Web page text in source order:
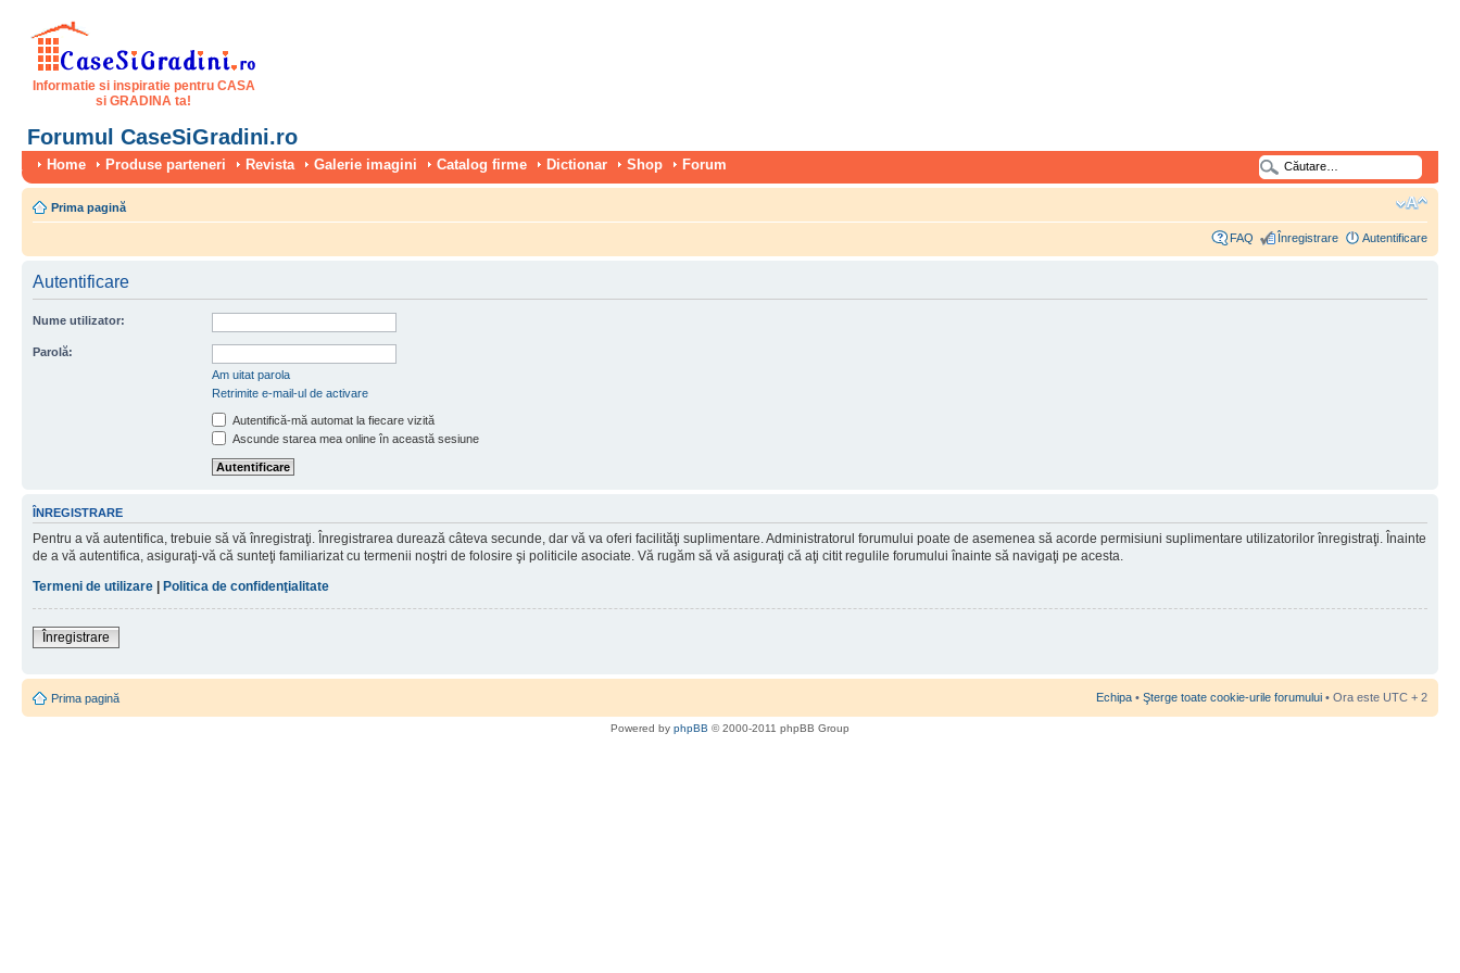
Informatie si inspiratie pentru CASA
si GRADINA ta!
Forumul CaseSiGradini.ro
Home Produse parteneri Revista Galerie imagini Catalog firme Dictionar Shop Forum
Prima pagină
FAQ Înregistrare Autentificare
Autentificare
Nume utilizator:
Parolă:
Am uitat parola
Retrimite e-mail-ul de activare
Autentifică-mă automat la fiecare vizită
Ascunde starea mea online în această sesiune
ÎNREGISTRARE
Pentru a vă autentifica, trebuie să vă înregistraţi. Înregistrarea durează câteva secunde, dar vă va oferi facilităţi suplimentare. Administratorul forumului poate de asemenea să acorde permisiuni suplimentare utilizatorilor înregistraţi. Înainte
de a vă autentifica, asiguraţi-vă că sunteţi familiarizat cu termenii noştri de folosire şi politicile asociate. Vă rugăm să vă asiguraţi că aţi citit regulile forumului înainte să navigaţi pe acesta.
Termeni de utilizare | Politica de confidenţialitate
Înregistrare
Prima pagină Echipa • Şterge toate cookie-urile forumului • Ora este UTC + 2
Powered by phpBB © 2000-2011 phpBB Group